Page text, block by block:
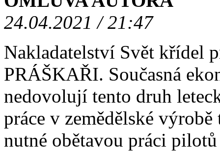
24.04.2021 / 21:47
Nakladatelství Svět křídel
PRÁŠKAŘI. Současná
nedovolují tento druh
práce v zemědělské
nutné obětavou práci